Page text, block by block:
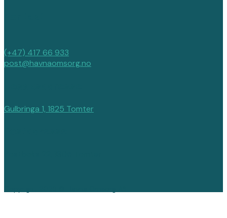
(+47) 417 66 933
post@havnaomsorg.no
Gulbringa 1, 1825 Tomter